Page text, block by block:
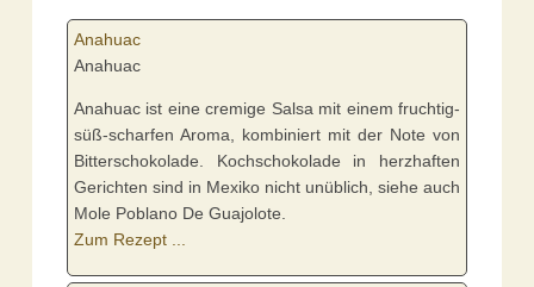
Anahuac
Anahuac
Anahuac ist eine cremige Salsa mit einem fruchtig-
süß-scharfen Aroma, kombiniert mit der Note von
Bitterschokolade. Kochschokolade in herzhaften
Gerichten sind in Mexiko nicht unüblich, siehe auch
Mole Poblano De Guajolote.
Zum Rezept ...